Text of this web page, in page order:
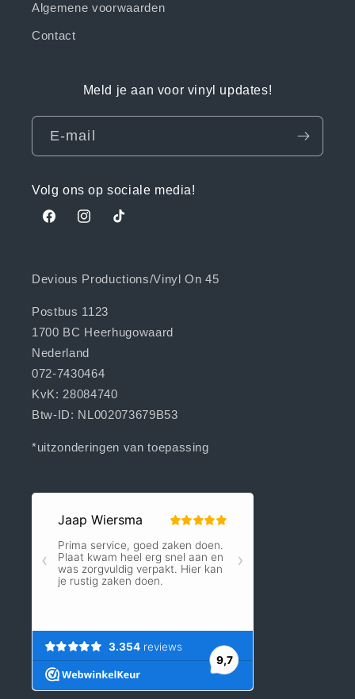
Algemene voorwaarden
Contact
Meld je aan voor vinyl updates!
E‑mail
Volg ons op sociale media!
FacebookInstagramTikTok
Devious Productions/Vinyl On 45
Postbus 1123
1700 BC Heerhugowaard
Nederland
072-7430464
KvK: 28084740
Btw-ID: NL002073679B53
*uitzonderingen van toepassing